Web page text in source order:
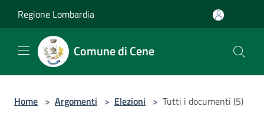
Regione Lombardia
Comune di Cene
Home > Argomenti > Elezioni > Tutti i documenti (5)